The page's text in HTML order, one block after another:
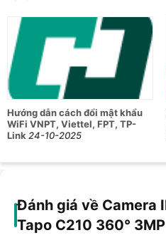
giám sát nhằm đảm bảo sự
Tapo C210 hỗ trợ lưu trữ
256GB, thoải mái lưu trữ lên
Mua camera IP Wi-Fi TP-
hãng tại Hoàng Hà Mobile để
Hướng dẫn cách đổi mật khẩu
WiFi VNPT, Viettel, FPT, TP-
Link 24-10-2025
Đánh giá về Camera
Tapo C210 360°